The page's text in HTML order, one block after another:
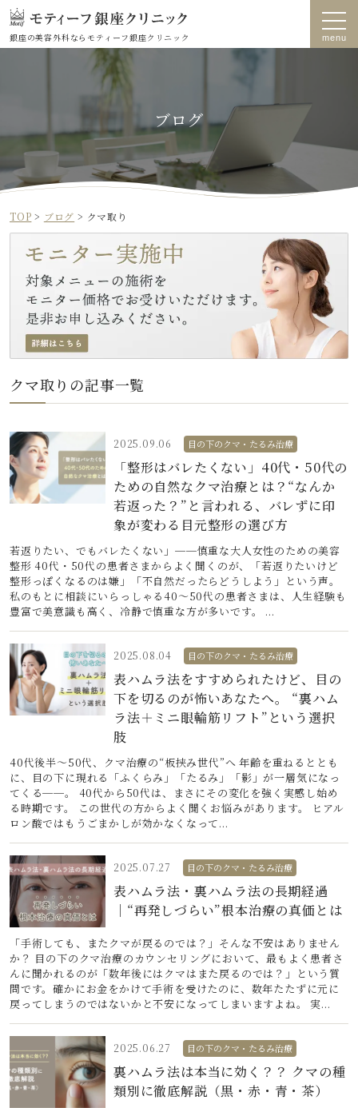
銀座の美容外科なら モティーフ銀座クリニック
ブログ
TOP > ブログ > クマ取り
クマ取りの記事一覧
2025.09.06 目の下のクマ・たるみ治療
「整形はバレたくない」40代・50代の
ための自然なクマ治療とは？“なんか
若返った？”と言われる、バレずに印
象が変わる目元整形の選び方
若返りたい、でもバレたくない」──慎重な大人女性のための美容
整形 40代・50代の患者さまからよく聞くのが、「若返りたいけど
整形っぽくなるのは嫌」「不自然だったらどうしよう」という声。
私のもとに相談にいらっしゃる40〜50代の患者さまは、人生経験も
豊富で美意識も高く、冷静で慎重な方が多いです。 ...
2025.08.04 目の下のクマ・たるみ治療
表ハムラ法をすすめられたけど、目の
下を切るのが怖いあなたへ。 “裏ハム
ラ法＋ミニ眼輪筋リフト”という選択
肢
40代後半〜50代、クマ治療の“板挟み世代”へ 年齢を重ねるととも
に、目の下に現れる「ふくらみ」「たるみ」「影」が一層気になっ
てくる──。 40代から50代は、まさにその変化を強く実感し始め
る時期です。 この世代の方からよく聞くお悩みがあります。 ヒアル
ロン酸ではもうごまかしが効かなくなって...
2025.07.27 目の下のクマ・たるみ治療
表ハムラ法・裏ハムラ法の長期経過
｜“再発しづらい”根本治療の真価とは
「手術しても、またクマが戻るのでは？」そんな不安はありません
か？ 目の下のクマ治療のカウンセリングにおいて、最もよく患者さ
んに聞かれるのが「数年後にはクマはまた戻るのでは？」という質
問です。確かにお金をかけて手術を受けたのに、数年たたずに元に
戻ってしまうのではないかと不安になってしまいますよね。 実...
2025.06.27 目の下のクマ・たるみ治療
裏ハムラ法は本当に効く？？ クマの種
類別に徹底解説（黒・赤・青・茶）